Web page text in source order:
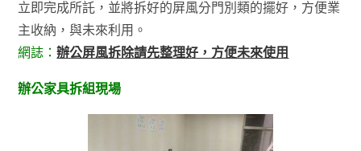
立即完成所託，並將拆好的屏風分門別類的擺好，方便業
主收納，與未來利用。
網誌：辦公屏風拆除請先整理好，方便未來使用
辦公家具拆組現場